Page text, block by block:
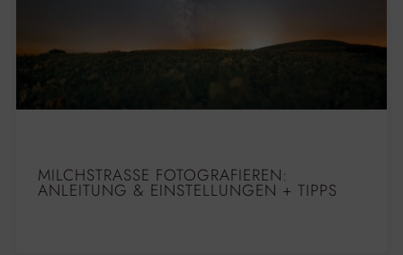
MILCHSTRASSE FOTOGRAFIEREN: A
NLEITUNG & EINSTELLUNGEN + TIPPS